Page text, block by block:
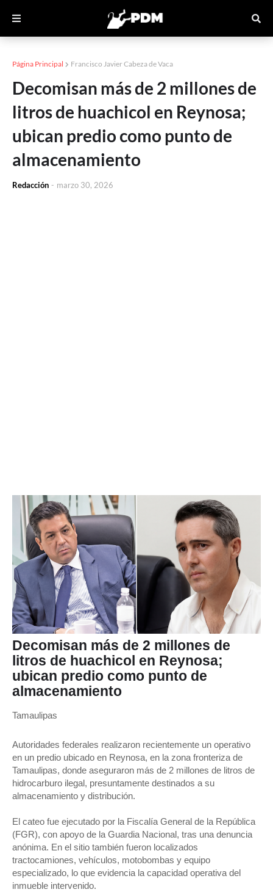
Página Principal Francisco Javier Cabeza de Vaca
Decomisan más de 2 millones de
litros de huachicol en Reynosa;
ubican predio como punto de
almacenamiento
Redacción - marzo 30, 2026
Decomisan más de 2 millones de
litros de huachicol en Reynosa;
ubican predio como punto de
almacenamiento
Tamaulipas
Autoridades federales realizaron recientemente un operativo
en un predio ubicado en Reynosa, en la zona fronteriza de
Tamaulipas, donde aseguraron más de 2 millones de litros de
hidrocarburo ilegal, presuntamente destinados a su
almacenamiento y distribución.
El cateo fue ejecutado por la Fiscalía General de la República
(FGR), con apoyo de la Guardia Nacional, tras una denuncia
anónima. En el sitio también fueron localizados
tractocamiones, vehículos, motobombas y equipo
especializado, lo que evidencia la capacidad operativa del
inmueble intervenido.